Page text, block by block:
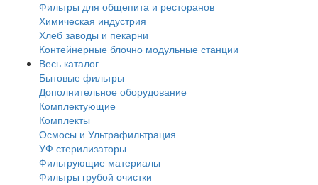
Фильтры для общепита и ресторанов
Химическая индустрия
Хлеб заводы и пекарни
Контейнерные блочно модульные станции
Весь каталог
Бытовые фильтры
Дополнительное оборудование
Комплектующие
Комплекты
Осмосы и Ультрафильтрация
УФ стерилизаторы
Фильтрующие материалы
Фильтры грубой очистки